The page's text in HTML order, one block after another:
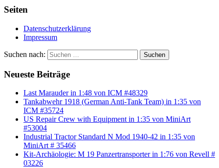
Seiten
Datenschutzerklärung
Impressum
Suchen nach: Suchen
Neueste Beiträge
Last Marauder in 1:48 von ICM #48329
Tankabwehr 1918 (German Anti-Tank Team) in 1:35 von
ICM #35724
US Repair Crew with Equipment in 1:35 von MiniArt
#53004
Industrial Tractor Standard N Mod 1940-42 in 1:35 von
MiniArt # 35466
Kit-Archäologie: M 19 Panzertransporter in 1:76 von Revell #
03226